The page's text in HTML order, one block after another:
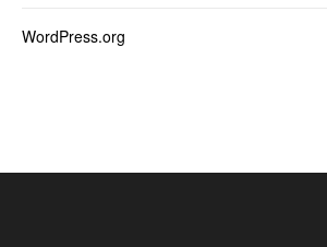
WordPress.org